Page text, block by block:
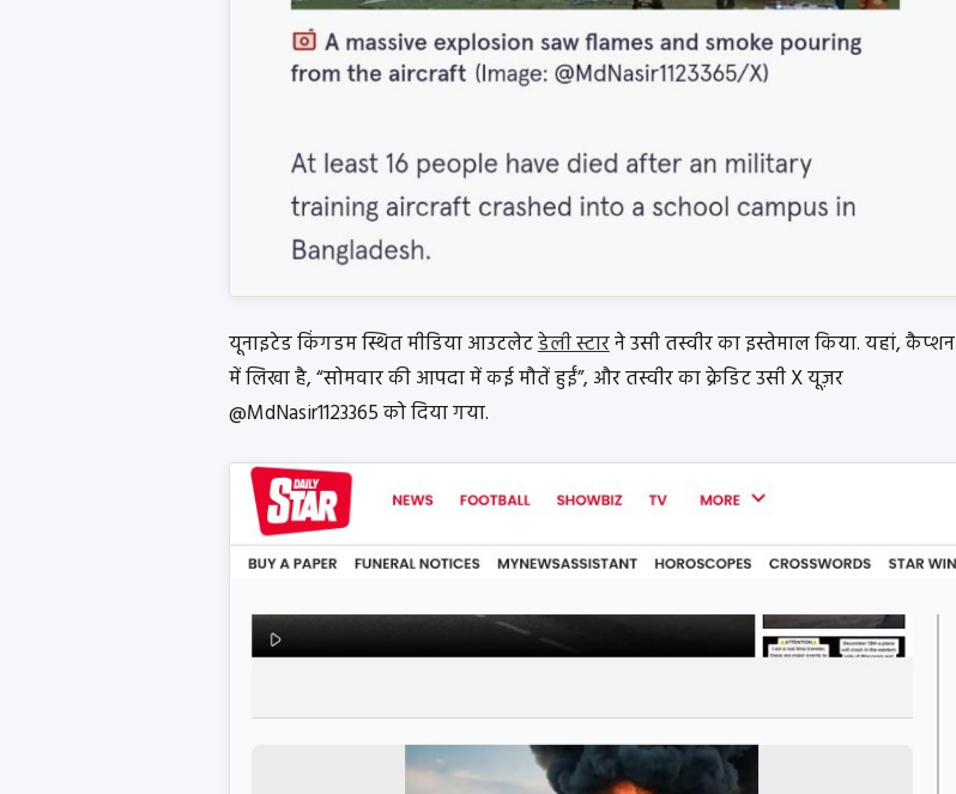
यूनाइटेड किंगडम स्थित मीडिया आउटलेटडेली स्टारने उसी तस्वीर का इस्तेमाल किया. यहां, कैप्शन
में लिखा है, “सोमवार की आपदा में कई मौतें हुईं”, और तस्वीर का क्रेडिट उसी X यूज़र
@MdNasir1123365 को दिया गया.